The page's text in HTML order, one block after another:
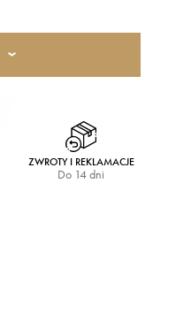
ZWROTY I REKLAMACJE
Do 14 dni